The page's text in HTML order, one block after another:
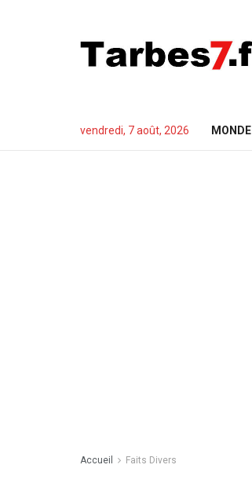
vendredi, 7 août, 2026 MONDE
Accueil Faits Divers